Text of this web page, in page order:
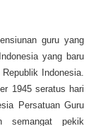
guru yang
yang baru
Indonesia.
1945 seratus hari
Persatuan Guru
semangat pekik